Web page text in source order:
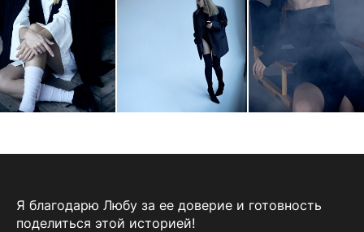
Я благодарю Любу за ее доверие и готовность
поделиться этой историей!